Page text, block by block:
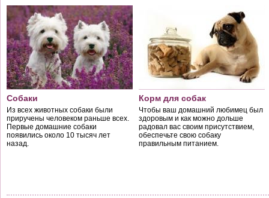
Собаки
Из всех животных собаки были
приручены человеком раньше всех.
Первые домашние собаки
появились около 10 тысяч лет
назад.
Корм для собак
Чтобы ваш домашний любимец был
здоровым и как можно дольше
радовал вас своим присутствием,
обеспечьте свою собаку
правильным питанием.